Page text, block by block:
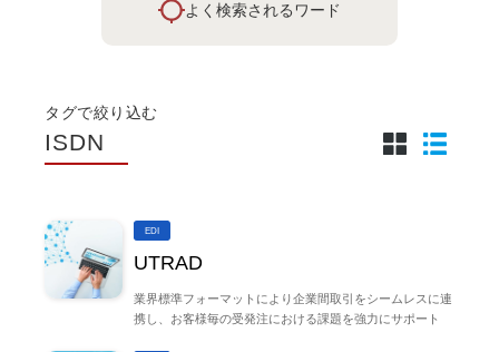
よく検索されるワード
タグで絞り込む
ISDN
EDI
UTRAD
業界標準フォーマットにより企業間取引をシームレスに連
携し、お客様毎の受発注における課題を強力にサポート